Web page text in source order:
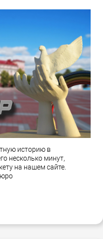
историю в
несколько минут,
на нашем сайте.